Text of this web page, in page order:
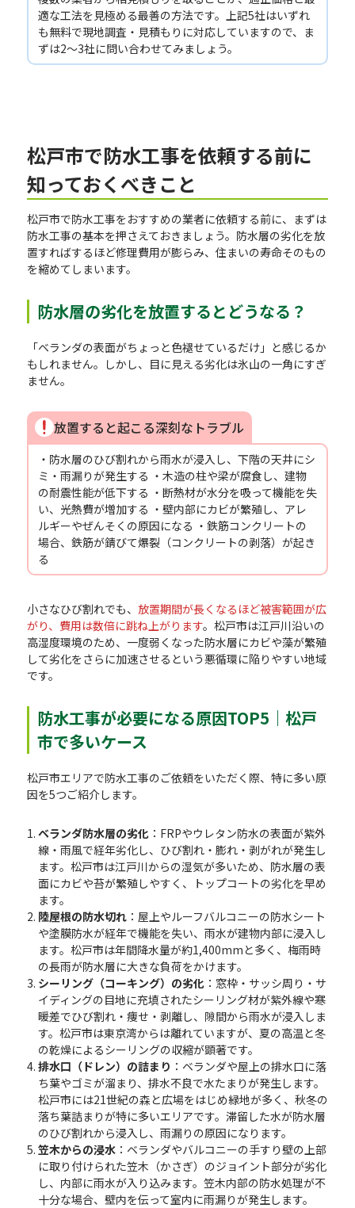
適な工法を見極める最善の方法です。上記5社はいずれ
も無料で現地調査・見積もりに対応していますので、ま
ずは2〜3社に問い合わせてみましょう。
松戸市で防水工事を依頼する前に
知っておくべきこと
松戸市で防水工事をおすすめの業者に依頼する前に、まずは
防水工事の基本を押さえておきましょう。防水層の劣化を放
置すればするほど修理費用が膨らみ、住まいの寿命そのもの
を縮めてしまいます。
防水層の劣化を放置するとどうなる？
「ベランダの表面がちょっと色褪せているだけ」と感じるか
もしれません。しかし、目に見える劣化は氷山の一角にすぎ
ません。
放置すると起こる深刻なトラブル
・防水層のひび割れから雨水が浸入し、下階の天井にシ
ミ・雨漏りが発生する ・木造の柱や梁が腐食し、建物
の耐震性能が低下する ・断熱材が水分を吸って機能を失
い、光熱費が増加する ・壁内部にカビが繁殖し、アレ
ルギーやぜんそくの原因になる ・鉄筋コンクリートの
場合、鉄筋が錆びて爆裂（コンクリートの剥落）が起き
る
小さなひび割れでも、 放置期間が長くなるほど被害範囲が広
がり、費用は数倍に跳ね上がります。松戸市は江戸川沿いの
高湿度環境のため、一度弱くなった防水層にカビや藻が繁殖
して劣化をさらに加速させるという悪循環に陥りやすい地域
です。
防水工事が必要になる原因TOP5｜松戸
市で多いケース
松戸市エリアで防水工事のご依頼をいただく際、特に多い原
因を5つご紹介します。
ベランダ防水層の劣化 ：FRPやウレタン防水の表面が紫外
線・雨風で経年劣化し、ひび割れ・膨れ・剥がれが発生し
ます。松戸市は江戸川からの湿気が多いため、防水層の表
面にカビや苔が繁殖しやすく、トップコートの劣化を早め
ます。
陸屋根の防水切れ ：屋上やルーフバルコニーの防水シート
や塗膜防水が経年で機能を失い、雨水が建物内部に浸入し
ます。松戸市は年間降水量が約1,400mmと多く、梅雨時
の長雨が防水層に大きな負荷をかけます。
シーリング（コーキング）の劣化 ：窓枠・サッシ周り・サ
イディングの目地に充填されたシーリング材が紫外線や寒
暖差でひび割れ・痩せ・剥離し、隙間から雨水が浸入しま
す。松戸市は東京湾からは離れていますが、夏の高温と冬
の乾燥によるシーリングの収縮が顕著です。
排水口（ドレン）の詰まり ：ベランダや屋上の排水口に落
ち葉やゴミが溜まり、排水不良で水たまりが発生します。
松戸市には21世紀の森と広場をはじめ緑地が多く、秋冬の
落ち葉詰まりが特に多いエリアです。滞留した水が防水層
のひび割れから浸入し、雨漏りの原因になります。
笠木からの浸水 ：ベランダやバルコニーの手すり壁の上部
に取り付けられた笠木（かさぎ）のジョイント部分が劣化
し、内部に雨水が入り込みます。笠木内部の防水処理が不
十分な場合、壁内を伝って室内に雨漏りが発生します。